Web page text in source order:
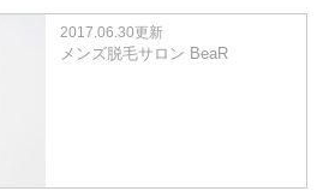
2017.06.30更新
メンズ脱毛サロン BeaR